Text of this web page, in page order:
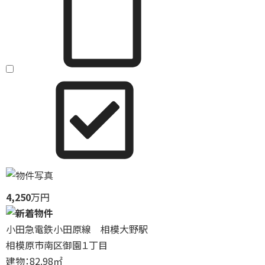
4,250万円
小田急電鉄小田原線 相模大野駅
相模原市南区御園１丁目
建物：82.98㎡